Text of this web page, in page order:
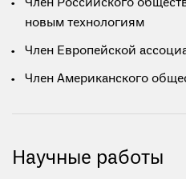
Член Российского
новым технологиям
Член Европейской
Член Американского
Научные работы